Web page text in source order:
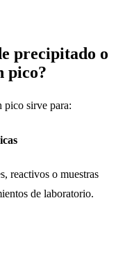
precipitado o
pico?
pico sirve para:
reactivos o muestras
de laboratorio.